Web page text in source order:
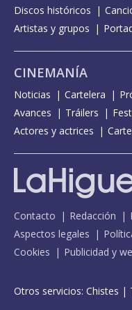
Discos históricos
Artistas y grupos
CINEMANÍA
Noticias Cartelera
Avances
Tráilers
Actores y actrices
Contacto Redacción
Aspectos legales
Cookies
Publicidad y
Otros servicios: Chistes |